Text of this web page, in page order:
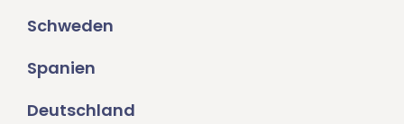
Schweden
Spanien
Deutschland